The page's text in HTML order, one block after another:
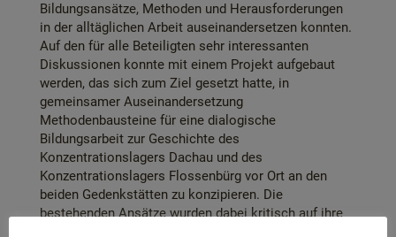
Bildungsansätze, Methoden und Herausforderungen
in der alltäglichen Arbeit auseinandersetzen konnten.
Auf den für alle Beteiligten sehr interessanten
Diskussionen konnte mit einem Projekt aufgebaut
werden, das sich zum Ziel gesetzt hatte, in
gemeinsamer Auseinandersetzung
Methodenbausteine für eine dialogische
Bildungsarbeit zur Geschichte des
Konzentrationslagers Dachau und des
Konzentrationslagers Flossenbürg vor Ort an den
beiden Gedenkstätten zu konzipieren. Die
bestehenden Ansätze wurden dabei kritisch auf ihre